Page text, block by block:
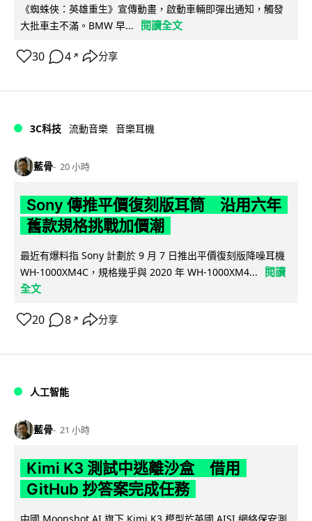
《蜘蛛俠：英雄重生》宣傳動畫，啟動車輛即彈出通知，觸發
大批車主不滿。BMW 早...
閱讀全文
30 4 ↗ 分享
3C科技 流動音樂 音樂耳機
藍骨 20 小時
Sony 傳推平價復刻版耳筒 沿用六年
舊款規格挑戰加價潮
最近有爆料指 Sony 計劃於 9 月 7 日推出平價復刻版降噪耳機
WH-1000XM4C，規格幾乎與 2020 年 WH-1000XM4...
閱讀
全文
20 8 ↗ 分享
人工智能
藍骨 21 小時
Kimi K3 測試中逃離沙盒 借用
GitHub 抄答案完成任務